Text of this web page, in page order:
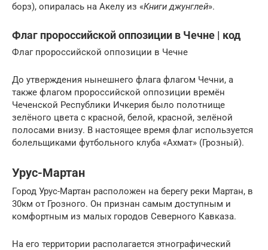
борз), опиралась на Акелу из «Книги джунглей».
Флаг пророссийской оппозиции в Чечне | код
Флаг пророссийской оппозиции в Чечне
До утверждения нынешнего флага флагом Чечни, а
также флагом пророссийской оппозиции времён
Чеченской Республики Ичкерия было полотнище
зелёного цвета с красной, белой, красной, зелёной
полосами внизу. В настоящее время флаг используется
болельщиками футбольного клуба «Ахмат» (Грозный).
Урус-Мартан
Город Урус-Мартан расположен на берегу реки Мартан, в
30км от Грозного. Он признан самым доступным и
комфортным из малых городов Северного Кавказа.
На его территории располагается этнографический